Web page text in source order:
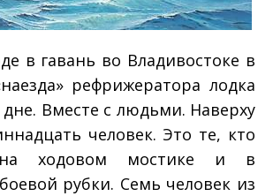
в гавань во Владивостоке в
рефрижератора лодка
дне. Вместе с людьми. Наверху
человек. Это те, кто
на ходовом мостике и в
рубки. Семь человек из